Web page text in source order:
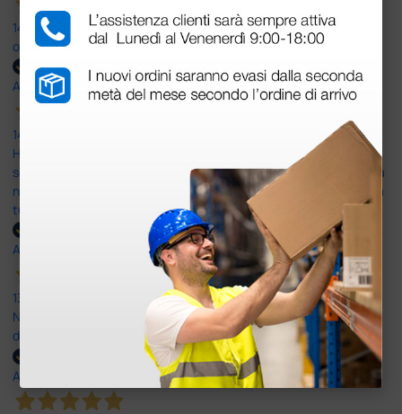
14 Luglio 2026
ottima
Acquirente verificato
14 Luglio 2026
Ho acquistato un ecografo da Doctor Shop e sono rimasto molto
soddisfatto dell'esperienza. Apparecchiatura di qualità, consegna
nei tempi previsti e un servizio clienti disponibile che ha risposto a
tutti i miei dubbi prima dell'acquisto. Consigliato
Acquirente verificato
13 Luglio 2026
Nulla da eccepire. Tutto estremamente chiaro e corretto,
dall’ordine alla consegna.
Acquirente verificato